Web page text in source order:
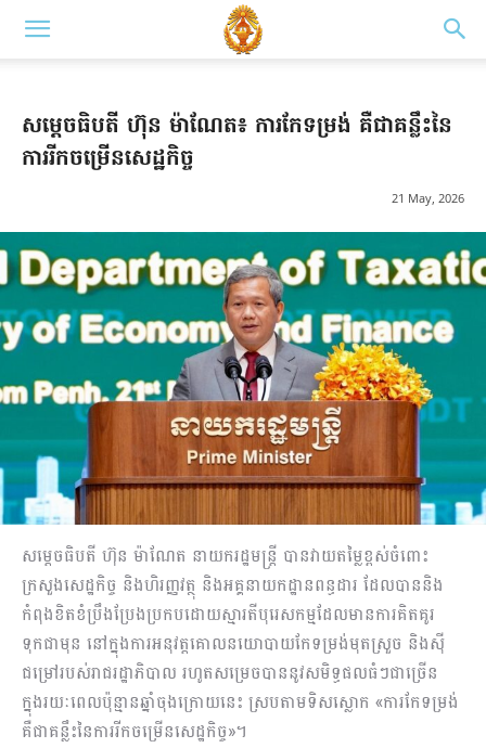
សម្តេចធិបតី ហ៊ុន ម៉ាណែត៖ ការកែទម្រង់ គឺជាគន្លឹះនៃ
ការរីកចម្រើនសេដ្ឋកិច្ច
21 May, 2026
សម្តេចធិបតី ហ៊ុន ម៉ាណែត នាយករដ្ឋមន្ត្រី បានវាយតម្លៃខ្ពស់ចំពោះ
ក្រសួងសេដ្ឋកិច្ច និងហិរញ្ញវត្ថុ និងអគ្គនាយកដ្ឋានពន្ធដារ ដែលបាននិង
កំពុងខិតខំប្រឹងប្រែងប្រកបដោយស្មារតីបុរេសកម្មដែលមានការគិតគូរ
ទុកជាមុន នៅក្នុងការអនុវត្តគោលនយោបាយកែទម្រង់មុតស្រួច និងស៊ី
ជម្រៅរបស់រាជរដ្ឋាភិបាល រហូតសម្រេចបាននូវសមិទ្ធផលធំៗជាច្រើន
ក្នុងរយៈពេលប៉ុន្មានឆ្នាំចុងក្រោយនេះ ស្របតាមទិសស្លោក «ការកែទម្រង់
គឺជាគន្លឹះនៃការរីកចម្រើនសេដ្ឋកិច្ច»។